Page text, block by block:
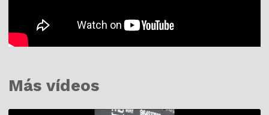
Más vídeos